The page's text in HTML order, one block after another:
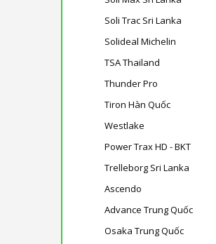
Soli Trac Sri Lanka
Solideal Michelin
TSA Thailand
Thunder Pro
Tiron Hàn Quốc
Westlake
Power Trax HD - BKT
Trelleborg Sri Lanka
Ascendo
Advance Trung Quốc
Osaka Trung Quốc